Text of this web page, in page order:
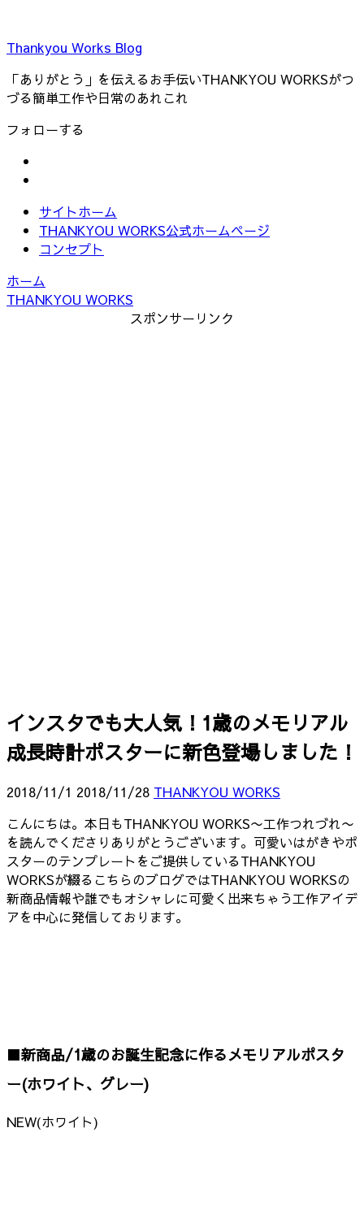
Thankyou Works Blog
「ありがとう」を伝えるお手伝いTHANKYOU WORKSがつ
づる簡単工作や日常のあれこれ
フォローする
サイトホーム
THANKYOU WORKS公式ホームページ
コンセプト
ホーム
THANKYOU WORKS
スポンサーリンク
インスタでも大人気！1歳のメモリアル
成長時計ポスターに新色登場しました！
2018/11/1 2018/11/28 THANKYOU WORKS
こんにちは。本日もTHANKYOU WORKS〜工作つれづれ〜
を読んでくださりありがとうございます。可愛いはがきやポ
スターのテンプレートをご提供しているTHANKYOU
WORKSが綴るこちらのブログではTHANKYOU WORKSの
新商品情報や誰でもオシャレに可愛く出来ちゃう工作アイデ
アを中心に発信しております。
■新商品/1歳のお誕生記念に作るメモリアルポスタ
ー(ホワイト、グレー)
NEW(ホワイト)